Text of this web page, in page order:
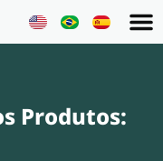
Produtos: